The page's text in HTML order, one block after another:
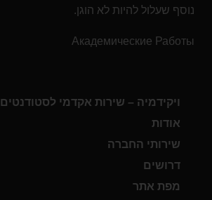
נוסף שעלול להיות לא הוגן.
Академические Работы
ויקידמיה – שירות אקדמי לסטודנטים
אודות
שירותי החברה
דרושים
מפת אתר